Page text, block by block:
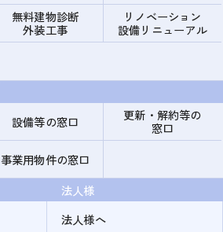
無料建物診断
外装工事
リノベーション
設備リニューアル
設備等の窓口
更新・解約等の
窓口
事業用物件の窓口
法人様
法人様へ